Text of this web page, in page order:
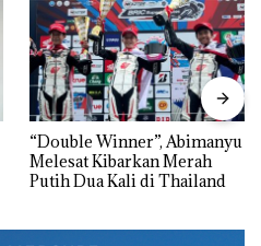
“Double Winner”, Abimanyu
Melesat Kibarkan Merah
Putih Dua Kali di Thailand